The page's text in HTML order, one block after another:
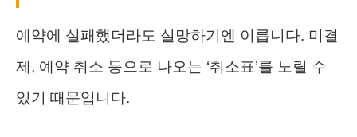
예약에 실패했더라도 실망하기엔 이릅니다. 미결
제, 예약 취소 등으로 나오는 ‘취소표’를 노릴 수
있기 때문입니다.